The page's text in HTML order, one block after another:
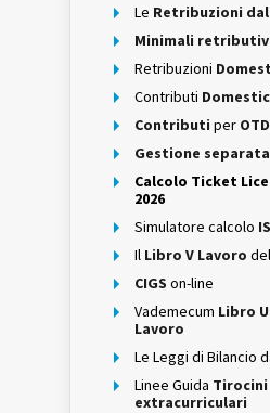
Le Retribuzioni dal
Minimali retributivi
Retribuzioni
Contributi
Contributi per
Gestione separata
Calcolo Ticket
2026
Simulatore calcolo
Il Libro V Lavoro
CIGS on-line
Vademecum Libro
Lavoro
Le Leggi di Bilancio
Linee Guida Tirocini
extracurriculari